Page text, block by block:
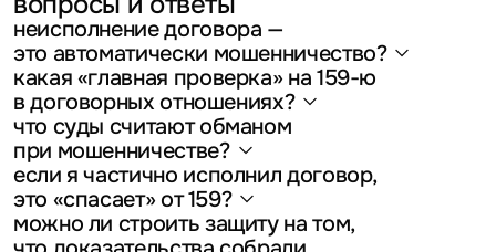
неисполнение договора —
это автоматически мошенничество?
Нет. Для мошенничества ключевое — обман/
злоупотребление доверием и первичный умысел
на хищение, возникший до получения имущества
или права на него.
какая «главная проверка» на 159-ю
в договорных отношениях?
Было ли у лица намерение исполнять обязательства
на момент получения денег/имущества, или намерения
не было изначально.
что суды считают обманом
при мошенничестве?
Это и заведомо ложные сведения, и умолчание
об истинных фактах, и действия, вводящие
в заблуждение; сведения могут касаться в том числе
намерений и полномочий.
если я частично исполнил договор,
это «спасает»от 159?
Как правило, частичное исполнение — сильный
аргумент в пользу гражданского спора, но оценка
можно ли строить защиту на том,